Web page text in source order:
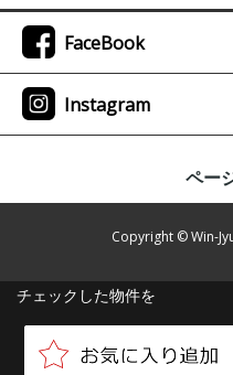
チェックした物件を
FaceBook
Instagram
ペー
Copyright © Win-